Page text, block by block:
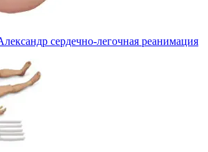
сердечно-легочная реанимация